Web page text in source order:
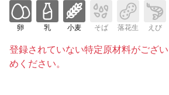
卵 乳 小麦 そば 落花生 えび
登録されていない特定原材料がござ
めください。